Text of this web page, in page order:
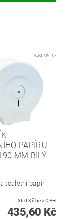
Kód: UN107
PAPÍRU
MM BÍLÝ
toaletní papír.
360 Kč bez DPH
435,60 Kč